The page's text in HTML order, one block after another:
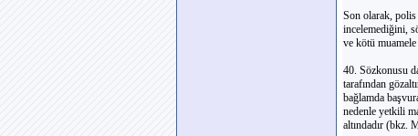
Son olarak, polis
incelemediğini,
ve kötü
40. Sözkonusu
tarafından
bağlamda
nedenle yetkili
altındadır (bkz.